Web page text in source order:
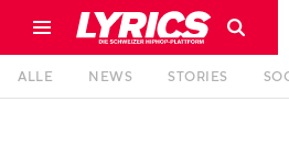
ALLE NEWS STORIES